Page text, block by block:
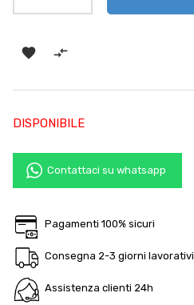
 
DISPONIBILE
Contattaci su whatsapp
Pagamenti 100% sicuri
Consegna 2-3 giorni lavorativi
Assistenza clienti 24h